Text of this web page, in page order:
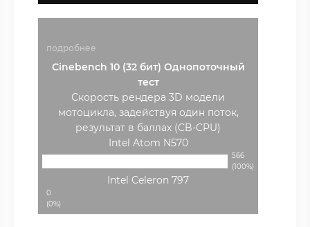
подробнее
Cinebench 10 (32 бит) Однопоточный
тест
Скорость рендера 3D модели
мотоцикла, задействуя один поток,
результат в баллах (CB-CPU)
Intel Atom N570
566
(100%)
Intel Celeron 797
0
(0%)